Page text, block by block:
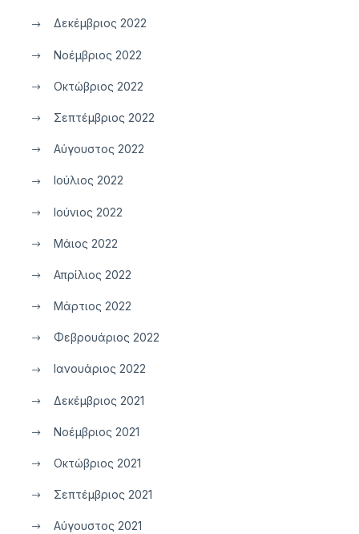
Δεκέμβριος 2022
Νοέμβριος 2022
Οκτώβριος 2022
Σεπτέμβριος 2022
Αύγουστος 2022
Ιούλιος 2022
Ιούνιος 2022
Μάιος 2022
Απρίλιος 2022
Μάρτιος 2022
Φεβρουάριος 2022
Ιανουάριος 2022
Δεκέμβριος 2021
Νοέμβριος 2021
Οκτώβριος 2021
Σεπτέμβριος 2021
Αύγουστος 2021